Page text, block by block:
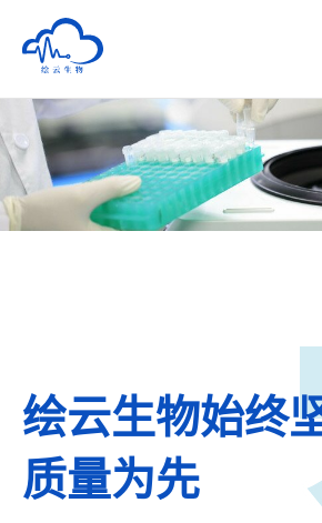
深圳市绘云生物科技有限公司
绘云生物始终
质量为先